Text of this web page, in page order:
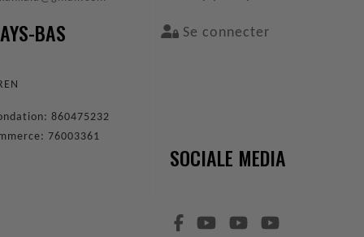
BAS
860475232
76003361
Se connecter
SOCIALE MEDIA